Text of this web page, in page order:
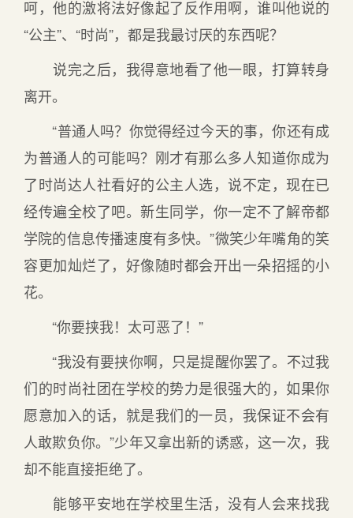
呵，他的激将法好像起了反作用啊，谁叫他说的
“公主”、“时尚”，都是我最讨厌的东西呢？
说完之后，我得意地看了他一眼，打算转身
离开。
“普通人吗？你觉得经过今天的事，你还有成
为普通人的可能吗？刚才有那么多人知道你成为
了时尚达人社看好的公主人选，说不定，现在已
经传遍全校了吧。新生同学，你一定不了解帝都
学院的信息传播速度有多快。”微笑少年嘴角的笑
容更加灿烂了，好像随时都会开出一朵招摇的小
花。
“你要挟我！太可恶了！”
“我没有要挟你啊，只是提醒你罢了。不过我
们的时尚社团在学校的势力是很强大的，如果你
愿意加入的话，就是我们的一员，我保证不会有
人敢欺负你。”少年又拿出新的诱惑，这一次，我
却不能直接拒绝了。
能够平安地在学校里生活，没有人会来找我